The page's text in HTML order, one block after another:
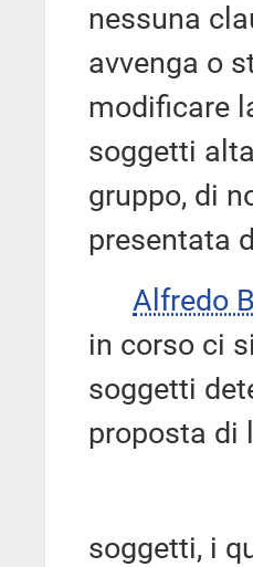
nessuna
avvenga o
modificare
soggetti
gruppo, di
presentata
Alfredo
in corso ci
soggetti
proposta di
soggetti, i